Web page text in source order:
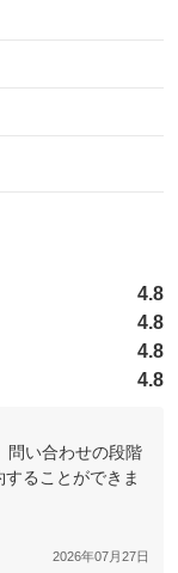
4.8
4.8
4.8
4.8
問い合わせの段階
ることができま
2026年07月27日